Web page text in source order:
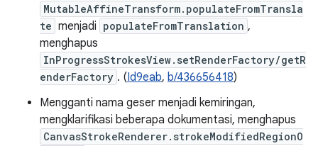
MutableAffineTransform.populateFromTransla
te menjadi populateFromTranslation ,
menghapus
InProgressStrokesView.setRenderFactory/getR
enderFactory . (Id9eab, b/436656418)
Mengganti nama geser menjadi kemiringan,
mengklarifikasi beberapa dokumentasi, menghapus
CanvasStrokeRenderer.strokeModifiedRegionO